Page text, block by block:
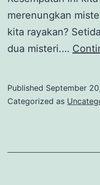
merenungkan
kita rayakan?
dua misteri.…
Published September
Categorized as